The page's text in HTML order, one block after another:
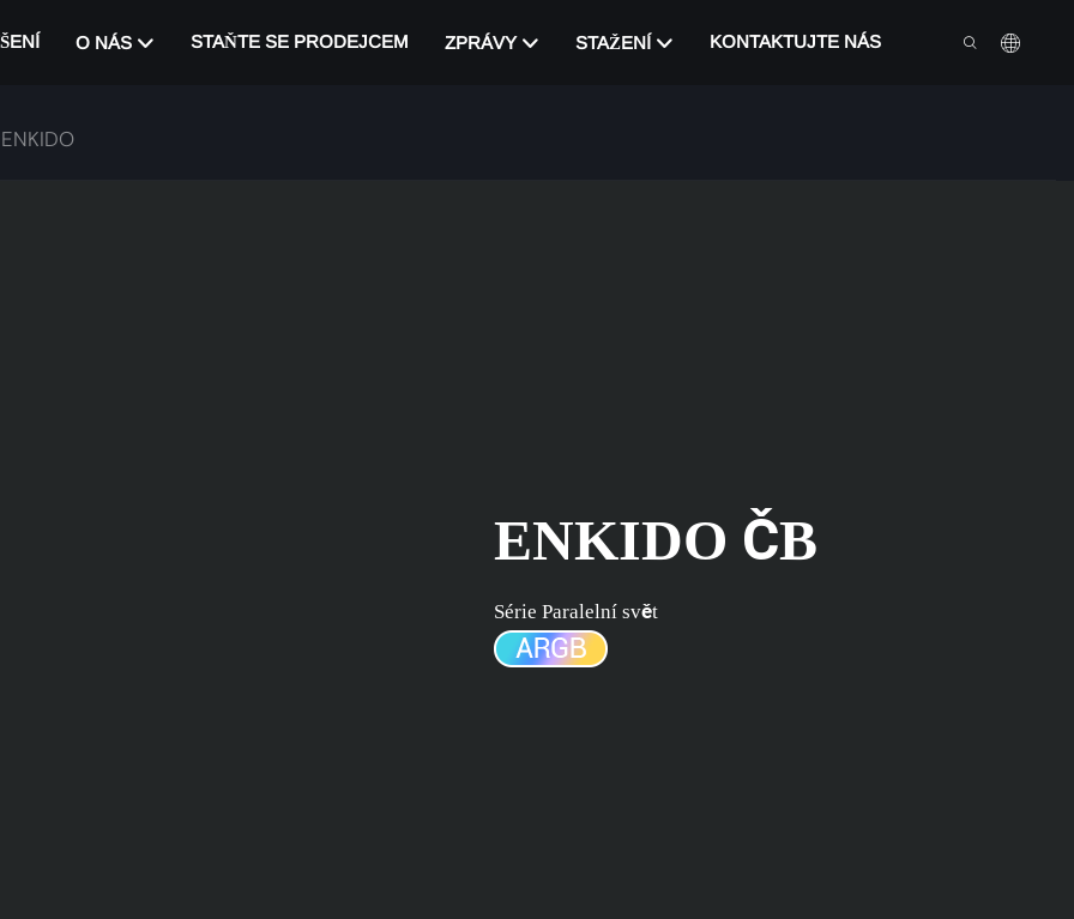
O NÁS STAŇTE SE PRODEJCEM ZPRÁVY STAŽENÍ KONTAKTUJTE NÁS
ENKIDO
ENKIDO ČB
Série Paralelní svět